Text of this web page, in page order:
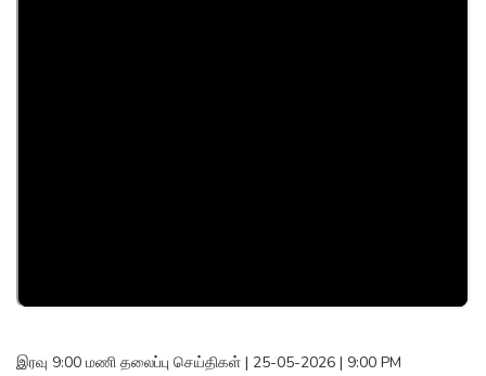
இரவு 9:00 மணி தலைப்பு செய்திகள் | 25-05-2026 | 9:00 PM